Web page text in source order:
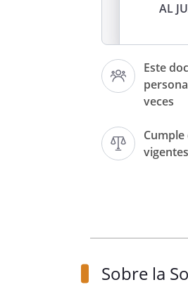
Este
veces
Cumple
vigentes
AL
en
Que
Sobre la